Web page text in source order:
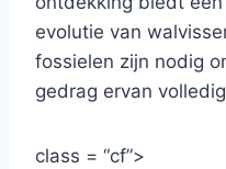
evolutie van
fossielen zijn nodig
gedrag ervan
class = “cf”>